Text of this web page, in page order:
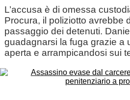
L’accusa è di omessa
Procura, il poliziotto avrebbe
passaggio dei detenuti.
guadagnarsi la fuga grazie a
aperta e arrampicandosi sui